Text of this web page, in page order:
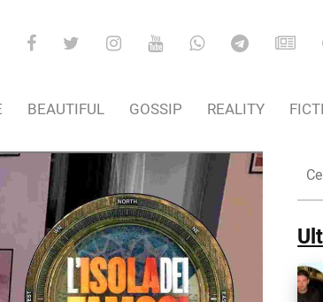
BEAUTIFUL GOSSIP REALITY
nel
Sito